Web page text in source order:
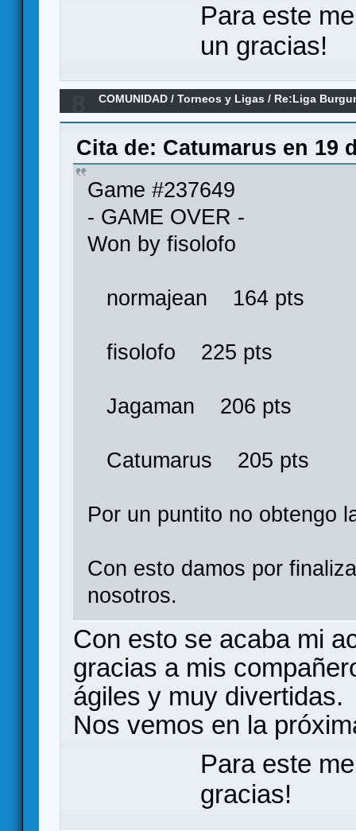
Para este
un gracias!
COMUNIDAD /Torneos y Ligas / Re:Liga
Y CLASIFICACIONES
Cita de: Catumarus en 19
Game #237649
- GAME OVER -
Won by fisolofo
normajean 164 pts
fisolofo 225 pts
Jagaman 206 pts
Catumarus 205 pts
Por un puntito no obtengo
Con esto damos por
nosotros.
Con esto se acaba mi
gracias a mis
ágiles y muy divertidas.
Nos vemos en la
Para este
gracias!